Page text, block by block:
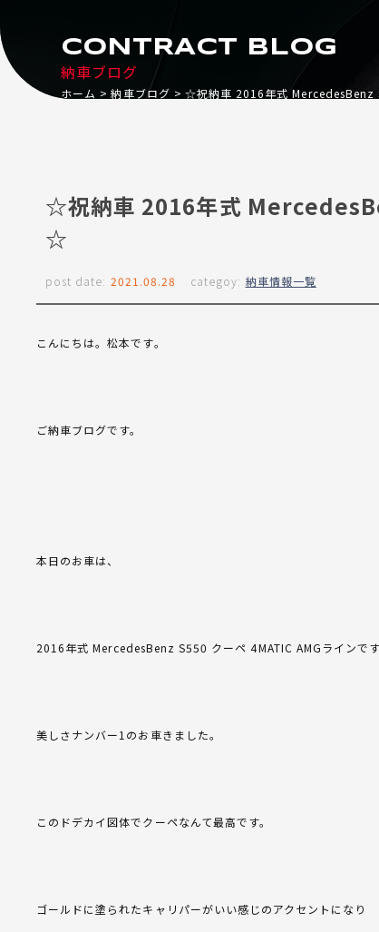
納車ブログ
CONTRACT BLOG
ホーム 納車ブログ ☆祝納車 2016年式 MercedesBenz
☆祝納車 2016年式
☆
post date: 2021.08.28 categoy: 納車情報一覧
こんにちは。松本です。
ご納車ブログです。
本日のお車は、
2016年式 MercedesBenz S550 クーペ 4MATIC AMGラインです
美しさナンバー1のお車きました。
このドデカイ図体でクーペなんて最高です。
ゴールドに塗られたキャリパーがいい感じのアクセントになり